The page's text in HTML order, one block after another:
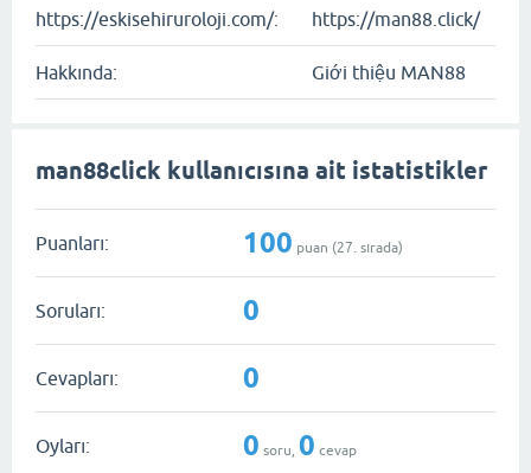
https://eskisehiruroloji.com/: https://man88.click/
Hakkında: Giới thiệu MAN88
man88click kullanıcısına ait istatistikler
Puanları: 100 puan (27 . sırada)
Soruları: 0
Cevapları: 0
Oyları: 0 soru, 0 cevap